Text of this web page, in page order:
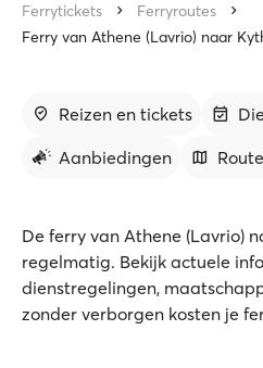
Ferrytickets
Ferryroutes
Ferry van Athene (Lavrio) naar
Reizen en tickets
Aanbiedingen
De ferry van Athene (Lavrio)
regelmatig. Bekijk actuele
dienstregelingen,
zonder verborgen kosten je